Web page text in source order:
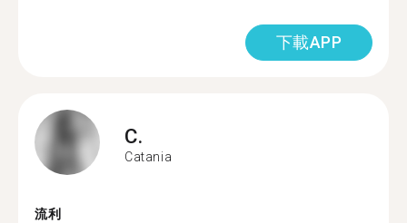
下載APP
C.
Catania
流利